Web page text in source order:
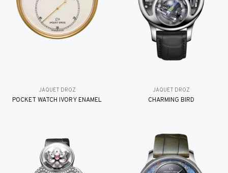
JAQUET DROZ
POCKET WATCH IVORY ENAMEL
JAQUET DROZ
CHARMING BIRD